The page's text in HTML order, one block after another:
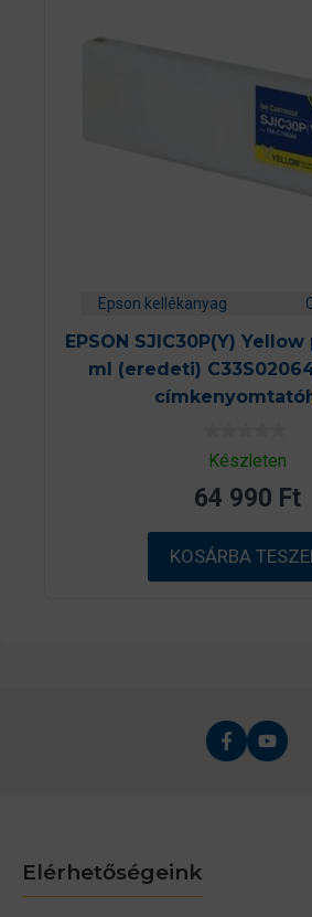
Epson kellékanyag
EPSON SJIC30P(Y)
ml (eredeti)
0
a
5
b
ő
l
Készleten
64 990 Ft
KOSÁRBA
Elérhetőségeink